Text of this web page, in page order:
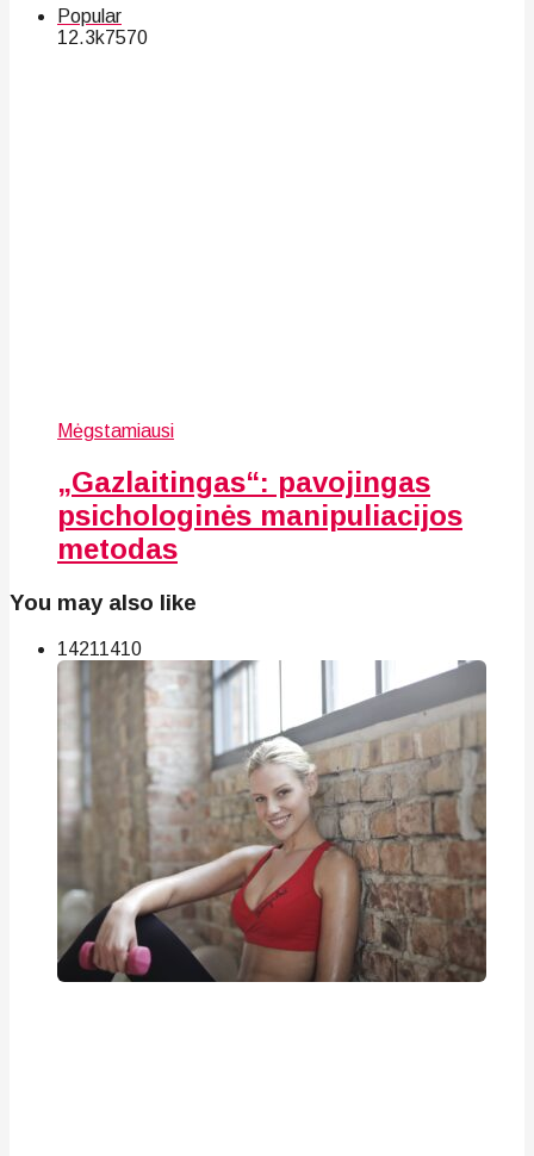
Popular
12.3k7570
Mėgstamiausi
„Gazlaitingas“: pavojingas
psichologinės manipuliacijos
metodas
You may also like
14211410